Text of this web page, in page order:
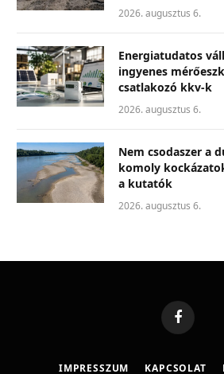
2026. augusztus 6.
Energiatudatos
ingyenes
csatlakozó kkv-k
2026. augusztus 6.
Nem csodaszer a
komoly
a kutatók
2026. augusztus 6.
Facebook
IMPRESSZUM KAPCSOLAT